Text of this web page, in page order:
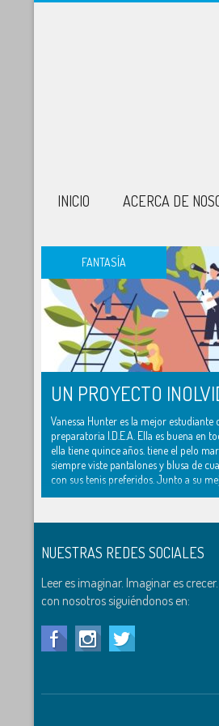
INICIO ACERCA DE
FANTASÍA
UN PROYECTO
Vanessa Hunter es la mejor estudiante
preparatoria I.D.E.A. Ella es buena en
ella tiene quince años. tiene el pelo
siempre viste pantalones y blusa de
con sus tenis preferidos. Junto a su
NUESTRAS REDES SOCIALES
Leer es imaginar. Imaginar es
con nosotros siguiéndonos en: